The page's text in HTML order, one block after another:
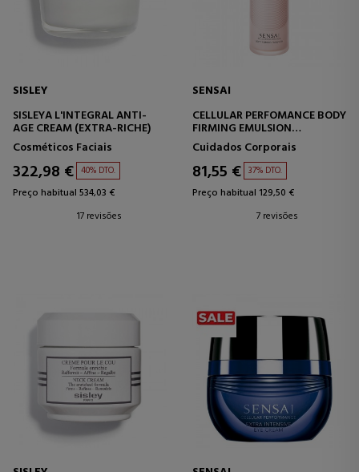
SISLEY
SISLEYA L'INTEGRAL ANTI-
AGE CREAM (EXTRA-RICHE)
Cosméticos Faciais
322,98 € 40% DTO.
Preço habitual 534,03 €
17 revisões
SENSAI
CELLULAR PERFOMANCE BODY
FIRMING EMULSION
TRATAMENTO CORPORAL
FIRMADOR
Cuidados Corporais
81,55 € 37% DTO.
Preço habitual 129,50 €
7 revisões